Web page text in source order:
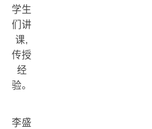
学生
们讲
课,
传授
经
验。
李盛